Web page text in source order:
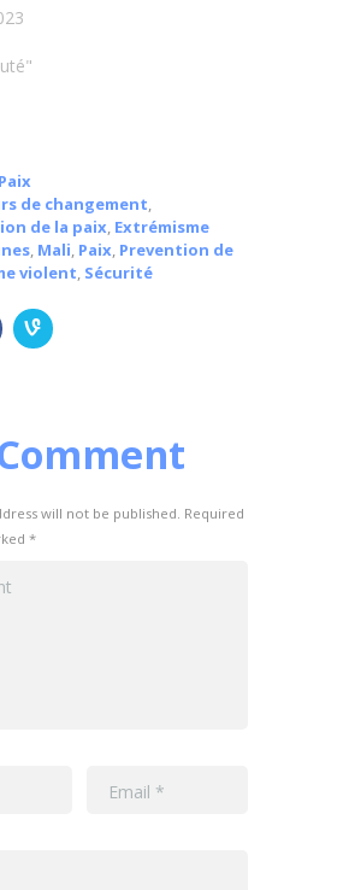
Paix
de changement,
de la paix, Extrémisme
, Mali, Paix, Prevention de
violent, Sécurité
will not be published. Required
*